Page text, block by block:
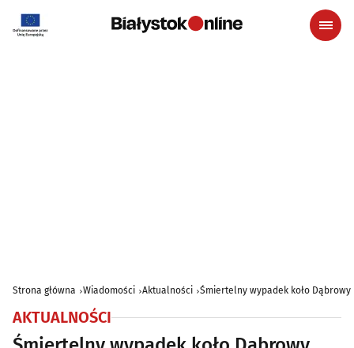
Strona główna Wiadomości Aktualności Śmiertelny wypadek koło Dąbrowy
AKTUALNOŚCI